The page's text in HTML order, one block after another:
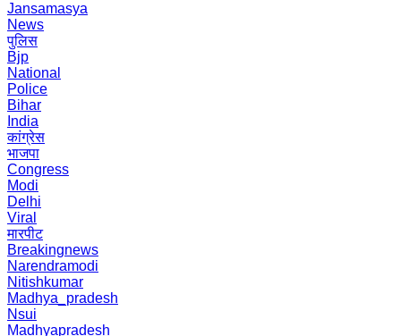
Jansamasya
News
पुलिस
Bjp
National
Police
Bihar
India
कांग्रेस
भाजपा
Congress
Modi
Delhi
Viral
मारपीट
Breakingnews
Narendramodi
Nitishkumar
Madhya_pradesh
Nsui
Madhyapradesh